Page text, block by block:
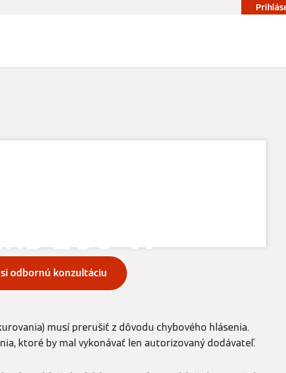
Viessmann
200-W
odbornú konzultáciu
musí prerušiť z dôvodu chybového hlásenia.
ktoré by mal vykonávať len autorizovaný dodávateľ.